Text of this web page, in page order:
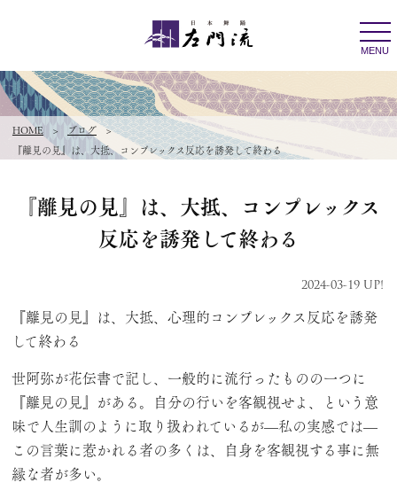
MENU
HOME > ブログ >
『離見の見』は、大抵、コンプレックス反応を誘発して終わる
『離見の見』は、大抵、コンプレックス
反応を誘発して終わる
2024-03-19 UP!
『離見の見』は、大抵、心理的コンプレックス反応を誘発
して終わる
世阿弥が花伝書で記し、一般的に流行ったものの一つに
『離見の見』がある。自分の行いを客観視せよ、という意
味で人生訓のように取り扱われているが—私の実感では—
この言葉に惹かれる者の多くは、自身を客観視する事に無
縁な者が多い。